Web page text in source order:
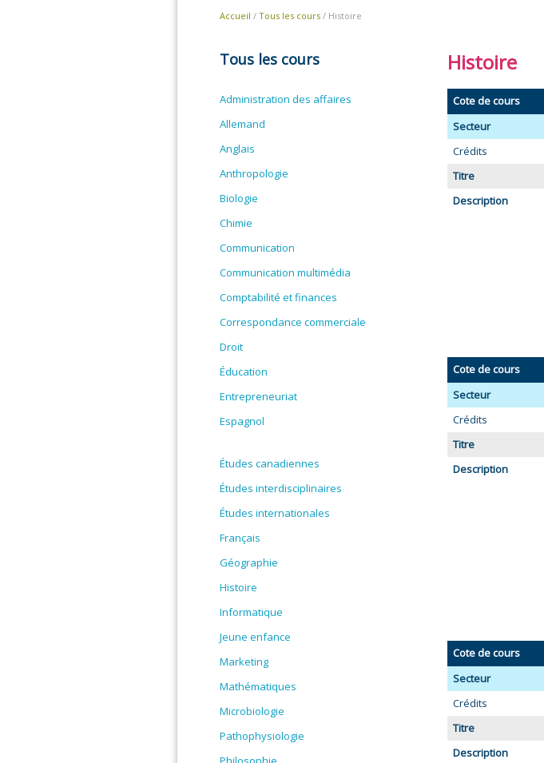
Accueil / Tous les cours / Histoire
Tous les cours
Administration des affaires
Allemand
Anglais
Anthropologie
Biologie
Chimie
Communication
Communication multimédia
Comptabilité et finances
Correspondance commerciale
Droit
Éducation
Entrepreneuriat
Espagnol
Études canadiennes
Études interdisciplinaires
Études internationales
Français
Géographie
Histoire
Informatique
Jeune enfance
Marketing
Mathématiques
Microbiologie
Pathophysiologie
Histoire
Cote de cours
Secteur
Crédits
Titre
Description
Cote de cours
Secteur
Crédits
Titre
Description
Cote de cours
Secteur
Crédits
Titre
Description